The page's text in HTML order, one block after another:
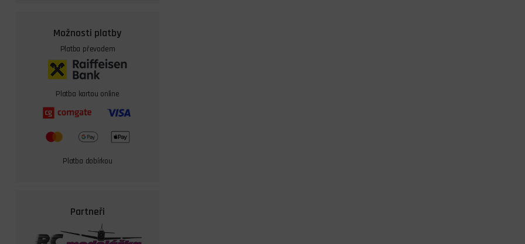
Možnosti platby
Platba převodem
Platba kartou online
Platba dobírkou
Partneři